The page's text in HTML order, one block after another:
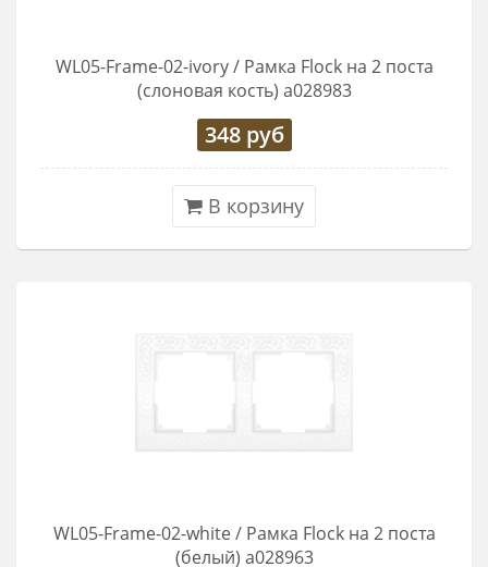
WL05-Frame-02-ivory / Рамка Flock на 2 поста
(слоновая кость) a028983
348руб
В корзину
WL05-Frame-02-white / Рамка Flock на 2 поста
(белый) a028963